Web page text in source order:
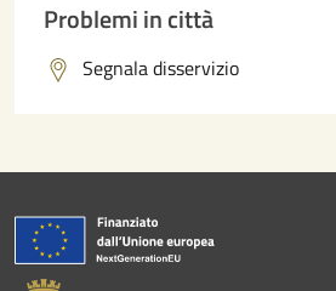
Problemi in città
Segnala disservizio